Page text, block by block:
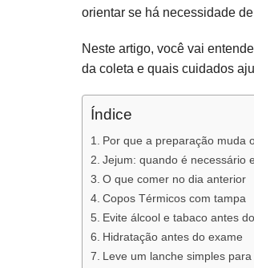
orientar se há necessidade
Neste artigo, você vai
da coleta e quais cuidados
Índice
Por que a preparação muda
Jejum: quando é necessário
O que comer no dia anterior
Copos Térmicos com tampa
Evite álcool e tabaco antes
Hidratação antes do exame
Leve um lanche simples